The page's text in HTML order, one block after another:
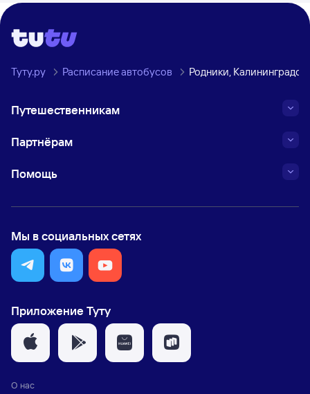
Туту.ру Расписание автобусов Родники,
Путешественникам
Партнёрам
Помощь
Мы в социальных сетях
Приложение Туту
О нас